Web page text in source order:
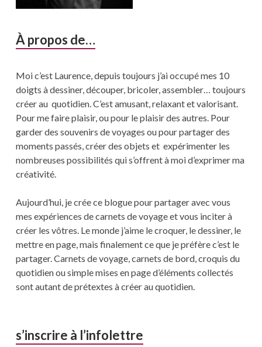
À propos de…
Moi c’est Laurence, depuis toujours j’ai occupé mes 10
doigts à dessiner, découper, bricoler, assembler… toujours
créer au quotidien. C’est amusant, relaxant et valorisant.
Pour me faire plaisir, ou pour le plaisir des autres. Pour
garder des souvenirs de voyages ou pour partager des
moments passés, créer des objets et expérimenter les
nombreuses possibilités qui s’offrent à moi d’exprimer ma
créativité.
Aujourd’hui, je crée ce blogue pour partager avec vous
mes expériences de carnets de voyage et vous inciter à
créer les vôtres. Le monde j’aime le croquer, le dessiner, le
mettre en page, mais finalement ce que je préfère c’est le
partager. Carnets de voyage, carnets de bord, croquis du
quotidien ou simple mises en page d’éléments collectés
sont autant de prétextes à créer au quotidien.
s’inscrire à l’infolettre